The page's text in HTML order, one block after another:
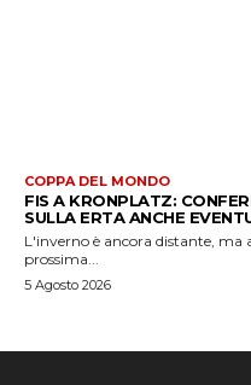
COPPA DEL MONDO
FIS A KRONPLATZ:
SULLA ERTA ANCHE
L'inverno è ancora distante, ma
prossima...
5 Agosto 2026